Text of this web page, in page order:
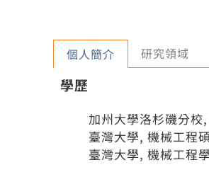
個人簡介 研究領域
學歷
加州大學洛杉磯分
臺灣大學, 機械工程
臺灣大學, 機械工程